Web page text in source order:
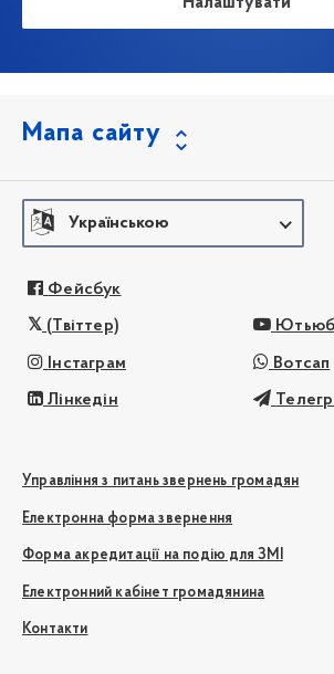
Мапа сайту
Українською
Фейсбук
(Твіттер) Ютьюб
Інстаграм Вотсап
Лінкедін
Управління з питань звернень громадян
Електронна форма звернення
Форма акредитації на подію для ЗМІ
Електронний кабінет громадянина
Контакти